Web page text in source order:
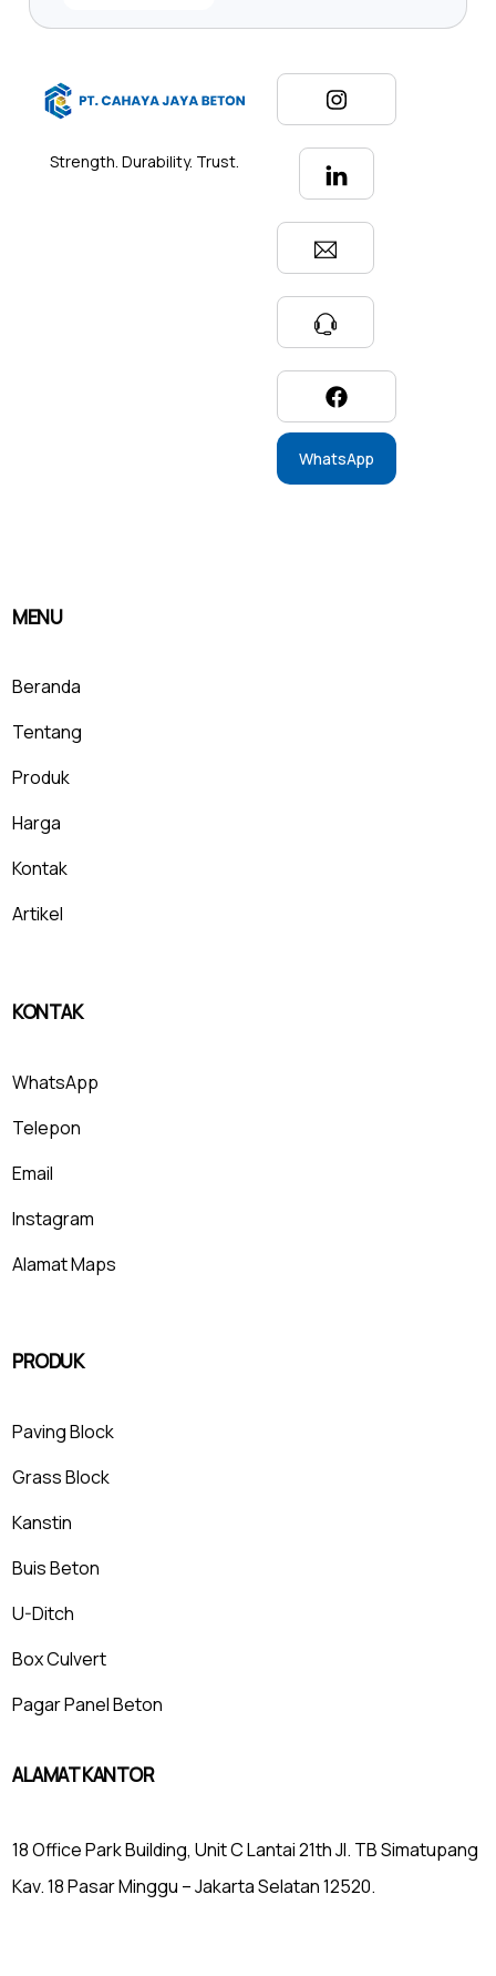
Strength. Durability. Trust.
WhatsApp
MENU
Beranda
Tentang
Produk
Harga
Kontak
Artikel
KONTAK
WhatsApp
Telepon
Email
Instagram
Alamat Maps
PRODUK
Paving Block
Grass Block
Kanstin
Buis Beton
U-Ditch
Box Culvert
Pagar Panel Beton
ALAMAT KANTOR
18 Office Park Building, Unit C Lantai 21th Jl. TB Simatupang
Kav. 18 Pasar Minggu – Jakarta Selatan 12520.